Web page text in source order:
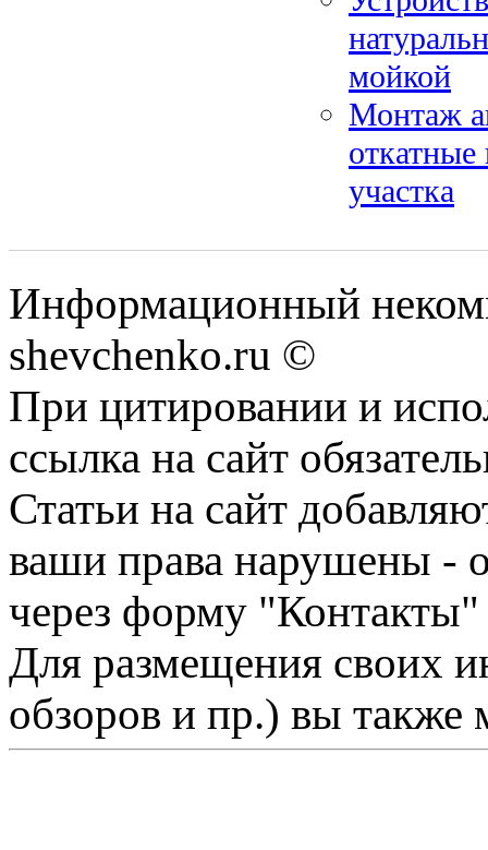
мойкой
Монтаж
участка
Информационный
shevchenko.ru ©
При цитировании и
ссылка на сайт
Статьи на сайт
ваши права нарушены -
через форму "Контакты"
Для размещения своих
обзоров и пр.) вы также